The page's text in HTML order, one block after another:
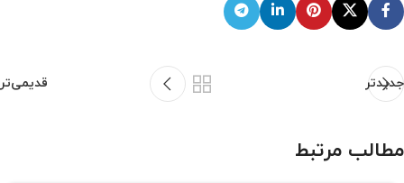
جدیدتر قدیمی‌تر
مطالب مرتبط